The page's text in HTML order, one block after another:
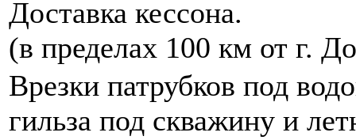
Доставка кессона.
(в пределах 100 км от г.
Врезки патрубков под
гильза под скважину и